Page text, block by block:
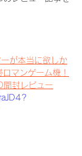
が本当に欲しか
マンゲーム機！
開封レビュー